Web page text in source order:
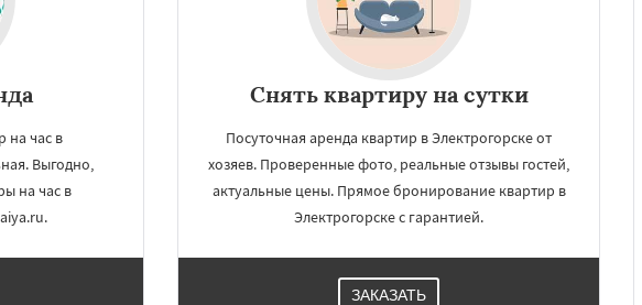
на час в
Выгодно,
на час в
Снять квартиру на сутки
Посуточная аренда квартир в Электрогорске от
хозяев. Проверенные фото, реальные отзывы гостей,
актуальные цены. Прямое бронирование квартир в
Электрогорске с гарантией.
ЗАКАЗАТЬ